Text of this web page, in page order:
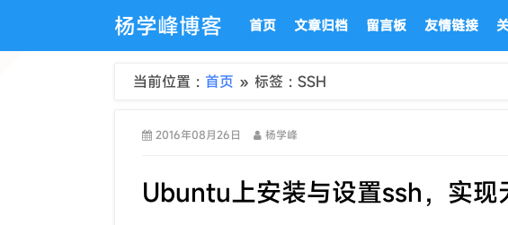
杨学峰博客 首页 文章归档 留言板 友情链接
当前位置 : 首页 » 标签 : SSH
2016年08月26日 杨学峰
Ubuntu上安装与设置ssh，实现